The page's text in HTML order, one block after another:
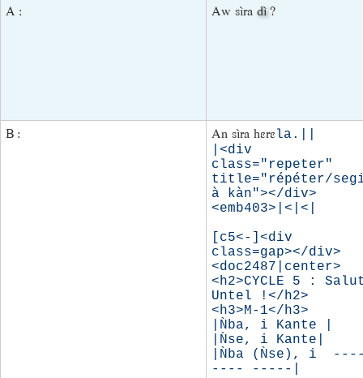
A : Aw sìradì?
B : An sìra hɛrɛ la.||
|<div
class="repeter"
title="répéter/
à kàn"></div>
<emb403>|<|<|
[c5<-]<div
class=gap></div>
<doc2487|center>
<h2>CYCLE 5 :
Untel !</h2>
<h3>M-1</h3>
|Ǹba, i Kante |
|Ǹse, i Kante|
|Ǹba (Ǹse), i
---- -----|